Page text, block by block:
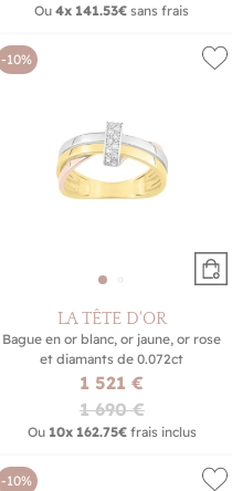
Ou4x 141.53€ sans frais
-10%
LA TÊTE D'OR
Bague en or blanc, or jaune, or rose
et diamants de 0.072ct
1 521 €
1 690 €
Ou 10x 162.75€frais inclus
-10%